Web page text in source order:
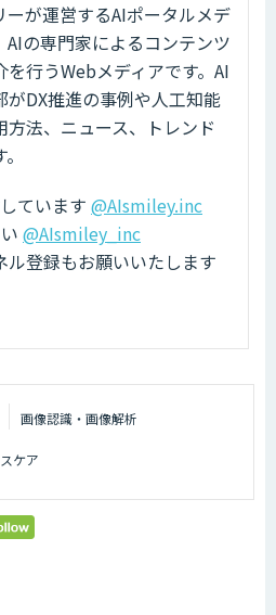
が運営するAIポータルメデ
の専門家によるコンテンツ
行うWebメディアです。AI
DX推進の事例や人工知能
法、ニュース、トレンド
ています @AIsmiley.inc
@AIsmiley_inc
ル登録もお願いいたします
画像認識・画像解析
ケア